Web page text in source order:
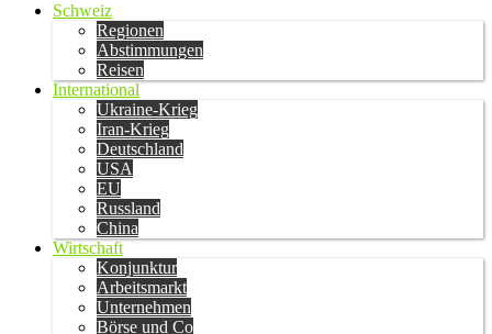
Schweiz
Regionen
Abstimmungen
Reisen
International
Ukraine-Krieg
Iran-Krieg
Deutschland
USA
EU
Russland
China
Wirtschaft
Konjunktur
Arbeitsmarkt
Unternehmen
Börse und Co